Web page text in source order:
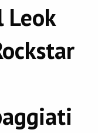
Leok